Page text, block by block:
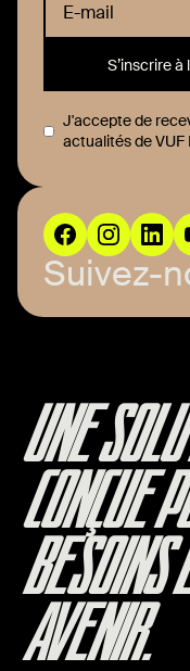
J'accepte de
actualités de VUF
Suivez-
UNE
CONÇUE
BESOINS
AVENIR.